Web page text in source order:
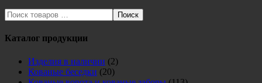
Поиск
Каталог продукции
Изделия в наличии (2)
Кованые беседки (20)